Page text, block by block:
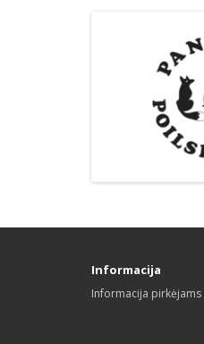
Informacija
Informacija pirkėjams